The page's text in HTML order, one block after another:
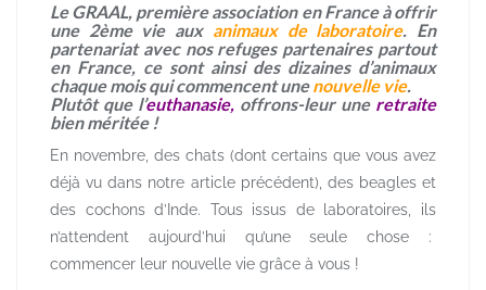
Le GRAAL, première association en France à offrir
une 2ème vie aux animaux de laboratoire. En
partenariat avec nos refuges partenaires partout
en France, ce sont ainsi des dizaines d’animaux
chaque mois qui commencent unenouvelle vie.
Plutôt que l’euthanasie, offrons-leur uneretraite
bien méritée !
En novembre, des chats (dont certains que vous avez
déjà vu dans notre article précédent), des beagles et
des cochons d’Inde. Tous issus de laboratoires, ils
n’attendent aujourd’hui qu’une seule chose :
commencer leur nouvelle vie grâce à vous !